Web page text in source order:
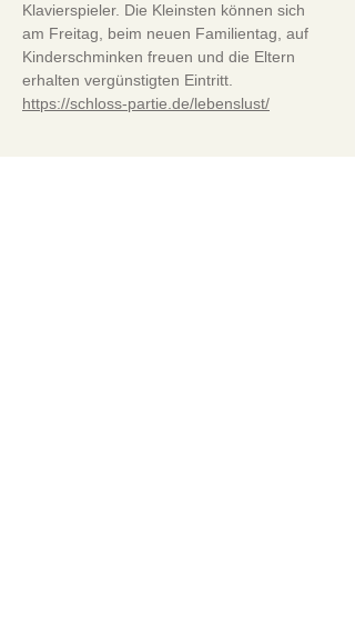
Klavierspieler. Die Kleinsten können sich
am Freitag, beim neuen Familientag, auf
Kinderschminken freuen und die Eltern
erhalten vergünstigten Eintritt.
https://schloss-partie.de/lebenslust/